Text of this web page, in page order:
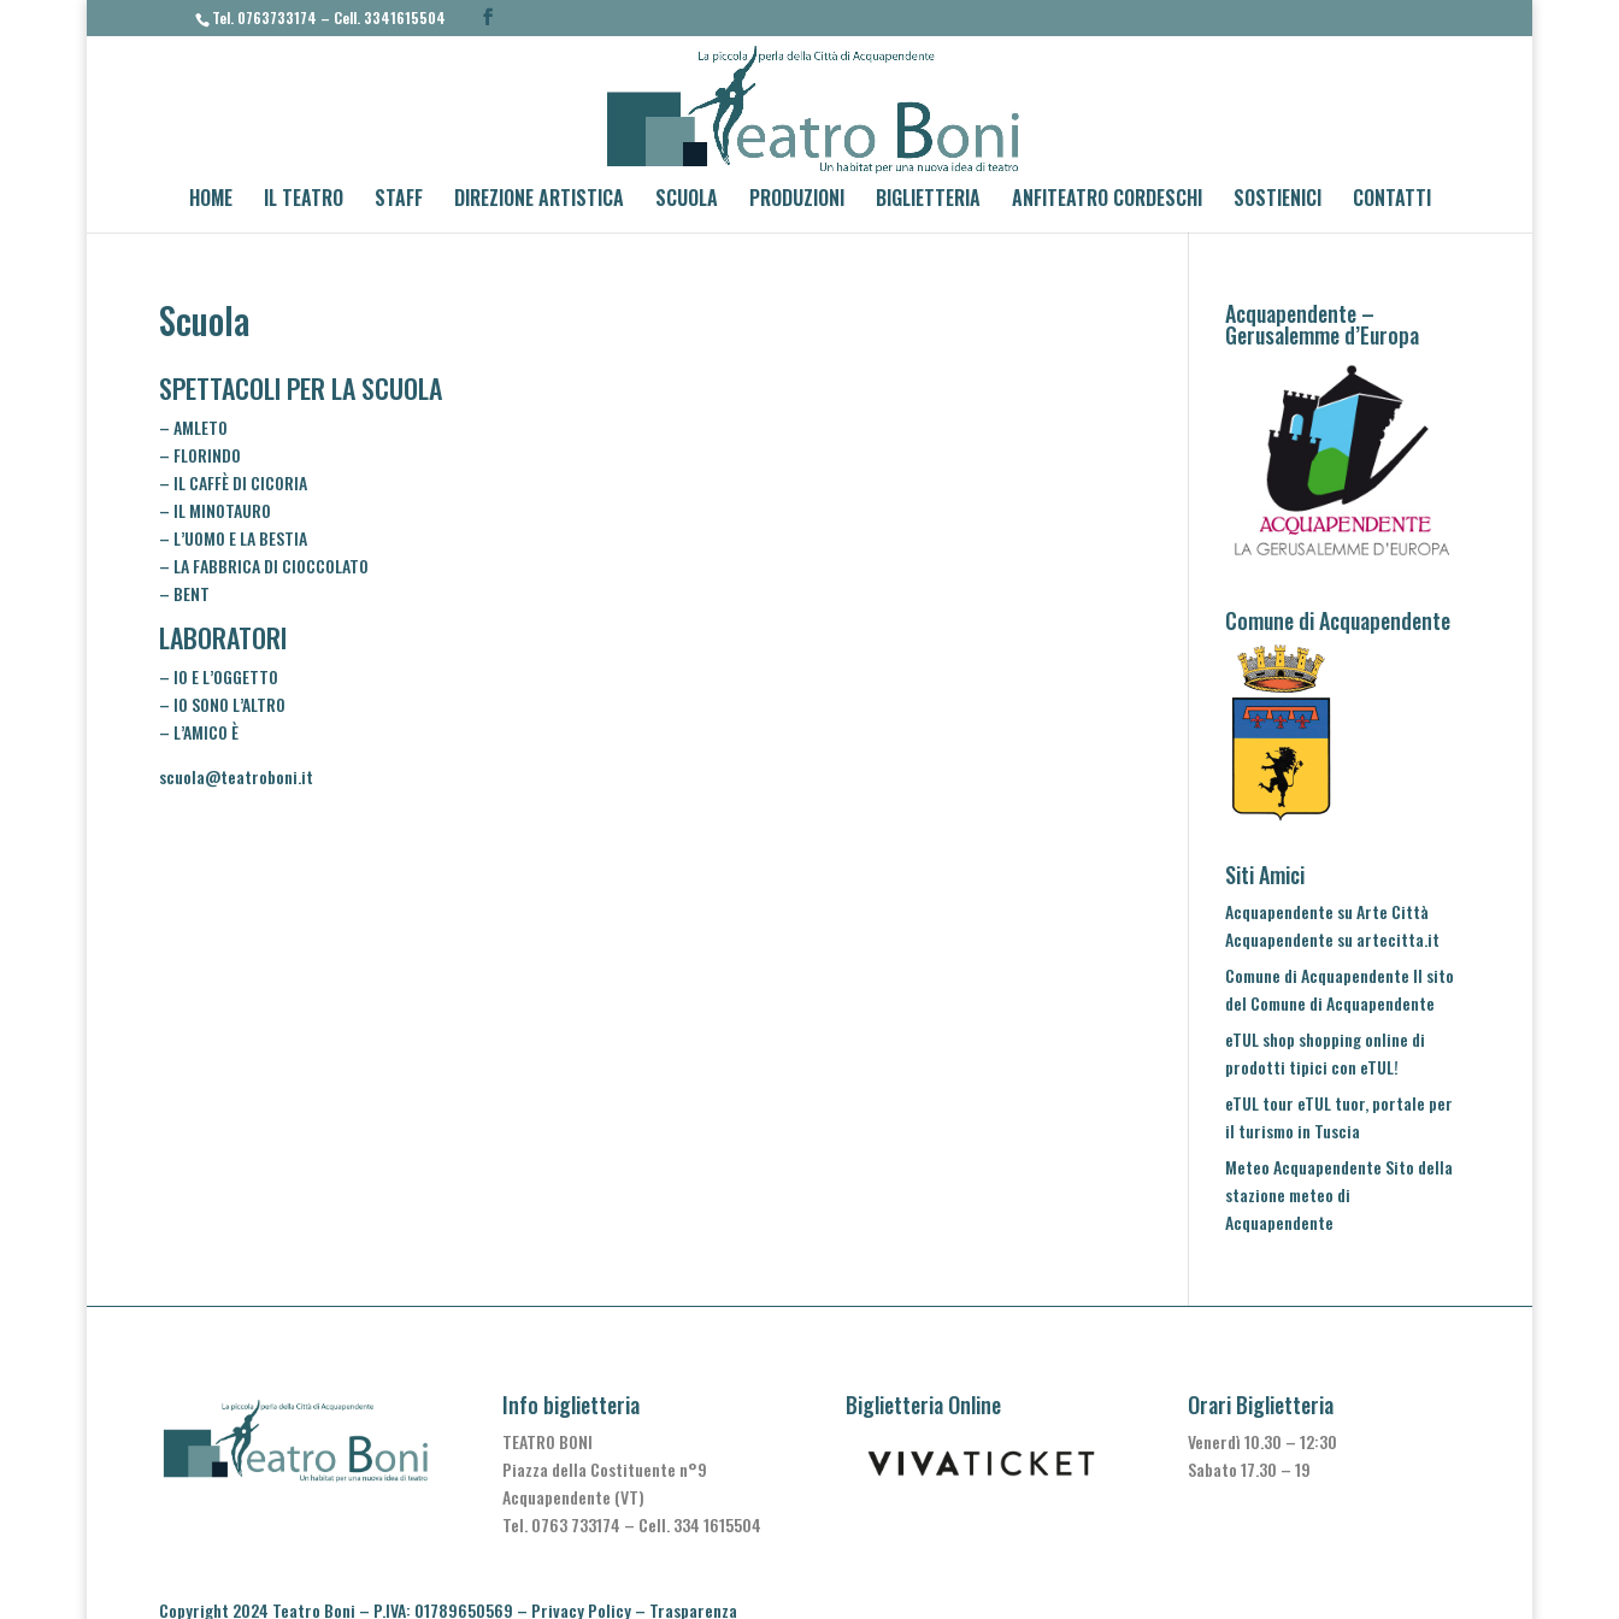
Tel. 0763733174 – Cell. 3341615504
HOME IL TEATRO STAFF DIREZIONE ARTISTICA SCUOLA PRODUZIONI BIGLIETTERIA ANFITEATRO CORDESCHI SOSTIENICI CONTATTI
Scuola
SPETTACOLI PER LA SCUOLA
– AMLETO
– FLORINDO
– IL CAFFÈ DI CICORIA
– IL MINOTAURO
– L’UOMO E LA BESTIA
– LA FABBRICA DI CIOCCOLATO
– BENT
LABORATORI
– IO E L’OGGETTO
– IO SONO L’ALTRO
– L’AMICO È
scuola@teatroboni.it
Acquapendente –
Gerusalemme d’Europa
Comune di Acquapendente
Siti Amici
Acquapendente su Arte Città
Acquapendente su artecitta.it
Comune di Acquapendente Il sito
del Comune di Acquapendente
eTUL shop shopping online di
prodotti tipici con eTUL!
eTUL tour eTUL tuor, portale per
il turismo in Tuscia
Meteo Acquapendente Sito della
stazione meteo di
Acquapendente
Info biglietteria
TEATRO BONI
Piazza della Costituente n°9
Acquapendente (VT)
Tel. 0763 733174 – Cell. 334 1615504
Biglietteria Online Orari Biglietteria
Venerdì 10.30 – 12:30
Sabato 17.30 – 19
Copyright 2024 Teatro Boni – P.IVA: 01789650569 – Privacy Policy– Trasparenza